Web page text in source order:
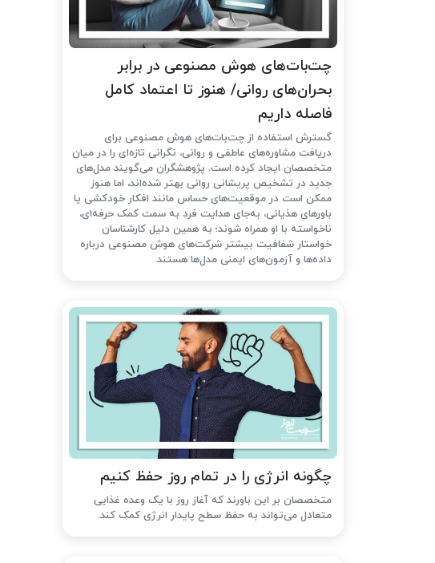
چت‌بات‌های هوش مصنوعی در برابر
بحران‌های روانی/ هنوز تا اعتماد کامل
فاصله داریم
گسترش استفاده از چت‌بات‌های هوش مصنوعی برای
دریافت مشاوره‌های عاطفی و روانی، نگرانی تازه‌ای را در میان
متخصصان ایجاد کرده است. پژوهشگران می‌گویند مدل‌های
جدید در تشخیص پریشانی روانی بهتر شده‌اند، اما هنوز
ممکن است در موقعیت‌های حساس مانند افکار خودکشی یا
باورهای هذیانی، به‌جای هدایت فرد به سمت کمک حرفه‌ای،
ناخواسته با او همراه شوند؛ به همین دلیل کارشناسان
خواستار شفافیت بیشتر شرکت‌های هوش مصنوعی درباره
داده‌ها و آزمون‌های ایمنی مدل‌ها هستند.
چگونه انرژی را در تمام روز حفظ کنیم
متخصصان بر این باورند که آغاز روز با یک وعده غذایی
متعادل می‌تواند به حفظ سطح پایدار انرژی کمک کند.